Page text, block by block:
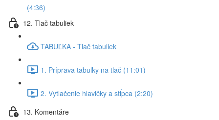
(4:36)
12. Tlač tabuliek
TABUĽKA - Tlač tabuliek
1. Príprava tabuľky na tlač (11:01)
2. Vytlačenie hlavičky a stĺpca (2:20)
13. Komentáre